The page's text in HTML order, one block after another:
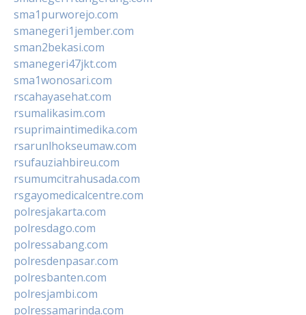
sma1purworejo.com
smanegeri1jember.com
sman2bekasi.com
smanegeri47jkt.com
sma1wonosari.com
rscahayasehat.com
rsumalikasim.com
rsuprimaintimedika.com
rsarunlhokseumaw.com
rsufauziahbireu.com
rsumumcitrahusada.com
rsgayomedicalcentre.com
polresjakarta.com
polresdago.com
polressabang.com
polresdenpasar.com
polresbanten.com
polresjambi.com
polressamarinda.com